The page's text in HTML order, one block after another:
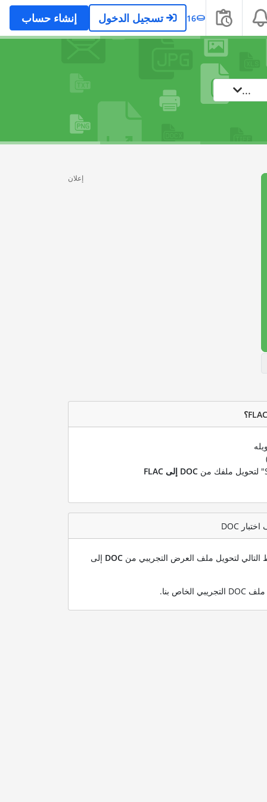
16 تسجيل الدخول إنشاء حساب
...
إعلان
DOC إلى FLAC
التالي لتحويل ملف العرض التجريبي من DOC إلى
.